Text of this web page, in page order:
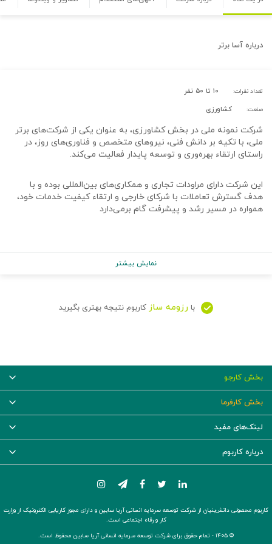
درباره آسا برتر
تعداد نفرات: ۱۰ تا ۵۰ نفر
صنعت: کشاورزی
شرکت نمونه ملی در بخش کشاورزی، به عنوان یکی از شرکت‌های برتر
ملی، با تکیه بر دانش فنی، نیروهای متخصص و فناوری‌های روز، در
راستای ارتقاء بهره‌وری و توسعه پایدار فعالیت می‌کند.
این شرکت دارای مراودات تجاری و همکاری‌های بین‌المللی بوده و با
هدف گسترش تعاملات با شرکای خارجی و ارتقاء کیفیت خدمات خود،
همواره در مسیر رشد و پیشرفت گام برمی‌دارد
نمایش بیشتر
با رزومه ساز کاربوم نتیجه بهتری بگیرید
بخش کارجو
بخش کارفرما
لینک‌های مفید
درباره کاربوم
کاربوم محصولی دانش‌بنیان از شرکت توسعه سرمایه انسانی آریا سابین و دارای مجوز کاریابی الکترونیک از وزارت
کار و رفاه اجتماعی است.
© ۱۴۰۵ -
تمام حقوق برای شرکت توسعه سرمایه انسانی آریا سابین محفوظ است.